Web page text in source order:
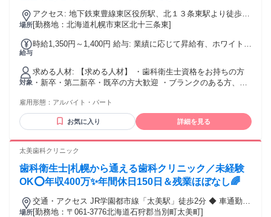
場所
アクセス: 地下鉄東豊線東区役所駅、北１３条東駅より徒歩５
分以内
[勤務地：北海道札幌市東区北十三条東]
給与
時給1,350円～1,400円 給与: 業績に応じて昇給有、ホワイトニ
対象
求める人材: 【求める人材】 ・歯科衛生士資格をお持ちの方
・新卒・第二新卒・既卒の方大歓迎 ・ブランクのある方、経
安心できるまでベテランの先輩がしっかりサポート しますの
でご安心ください。
雇用形態： アルバイト・パート
お気に入り 詳細を見る
太美歯科クリニック
歯科衛生士|札幌から通える歯科クリニック／未経験
OK⭕年収400万✨年間休日150日＆残業ほぼなし🌈
場所
交通・アクセス JR学園都市線「太美駅」徒歩2分 ◆ 車通勤
OK ◆ 無料駐車場完備 ◆ 札幌市内からの通勤可能
[勤務地：〒061-3776北海道石狩郡当別町太美町]